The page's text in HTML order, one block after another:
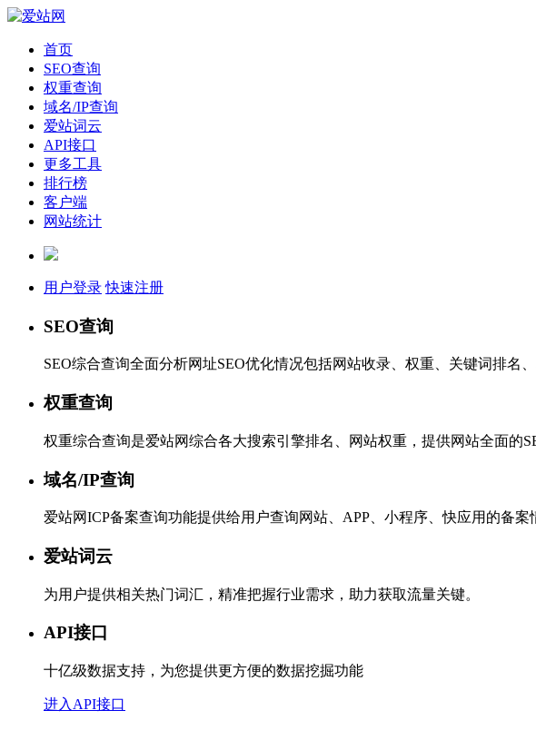
首页
SEO查询
权重查询
域名/IP查询
爱站词云
API接口
更多工具
排行榜
客户端
网站统计
用户登录 快速注册
SEO查询
SEO综合查询全面分析网址SEO优化情况包括网站收录、权重、关键词排名
权重查询
权重综合查询是爱站网综合各大搜索引擎排名、网站权重，提供网站全面的
域名/IP查询
爱站网ICP备案查询功能提供给用户查询网站、APP、小程序、快应用的备
爱站词云
为用户提供相关热门词汇，精准把握行业需求，助力获取流量关键。
API接口
十亿级数据支持，为您提供更方便的数据挖掘功能
进入API接口